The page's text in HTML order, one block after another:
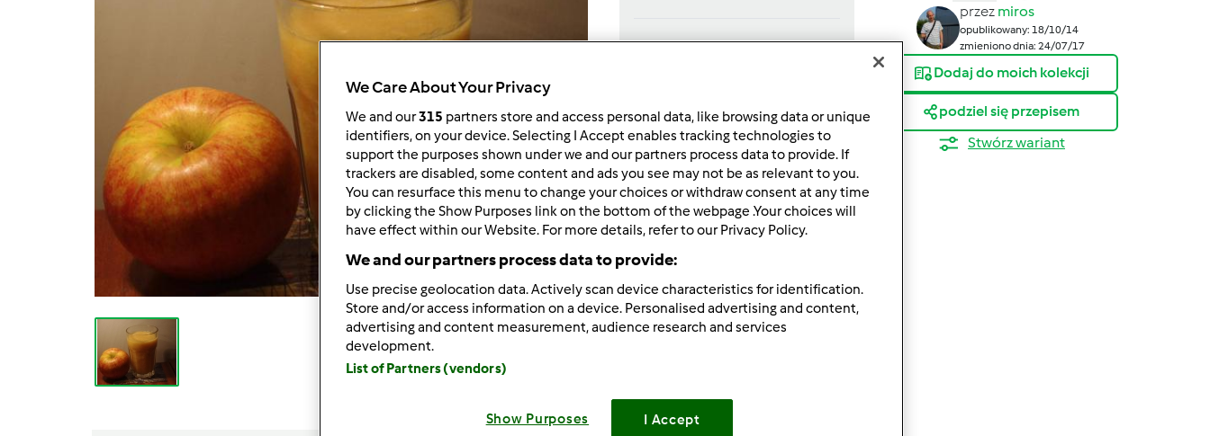
porcja/porcje/porcji
1 litr/litra/litry/litrów
Poziom
przez miros
opublikowany: 18/10/14
zmieniono dnia: 24/07/17
Dodaj do moich kolekcji
podziel się przepisem
Stwórz wariant
We Care About Your Privacy
We and our315 partners store and access personal data, like browsing data or unique
identifiers, on your device. Selecting I Accept enables tracking technologies to
support the purposes shown under we and our partners process data to provide. If
trackers are disabled, some content and ads you see may not be as relevant to you.
You can resurface this menu to change your choices or withdraw consent at any time
by clicking the Show Purposes link on the bottom of the webpage .Your choices will
have effect within our Website. For more details, refer to our Privacy Policy.
We and our partners process data to provide:
Use precise geolocation data. Actively scan device characteristics for identification.
Store and/or access information on a device. Personalised advertising and content,
advertising and content measurement, audience research and services
development.
List of Partners (vendors)
Show Purposes I Accept